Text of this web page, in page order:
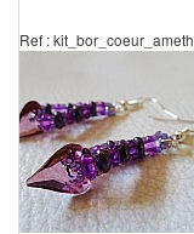
Ref : kit_bor_coeur_ameth